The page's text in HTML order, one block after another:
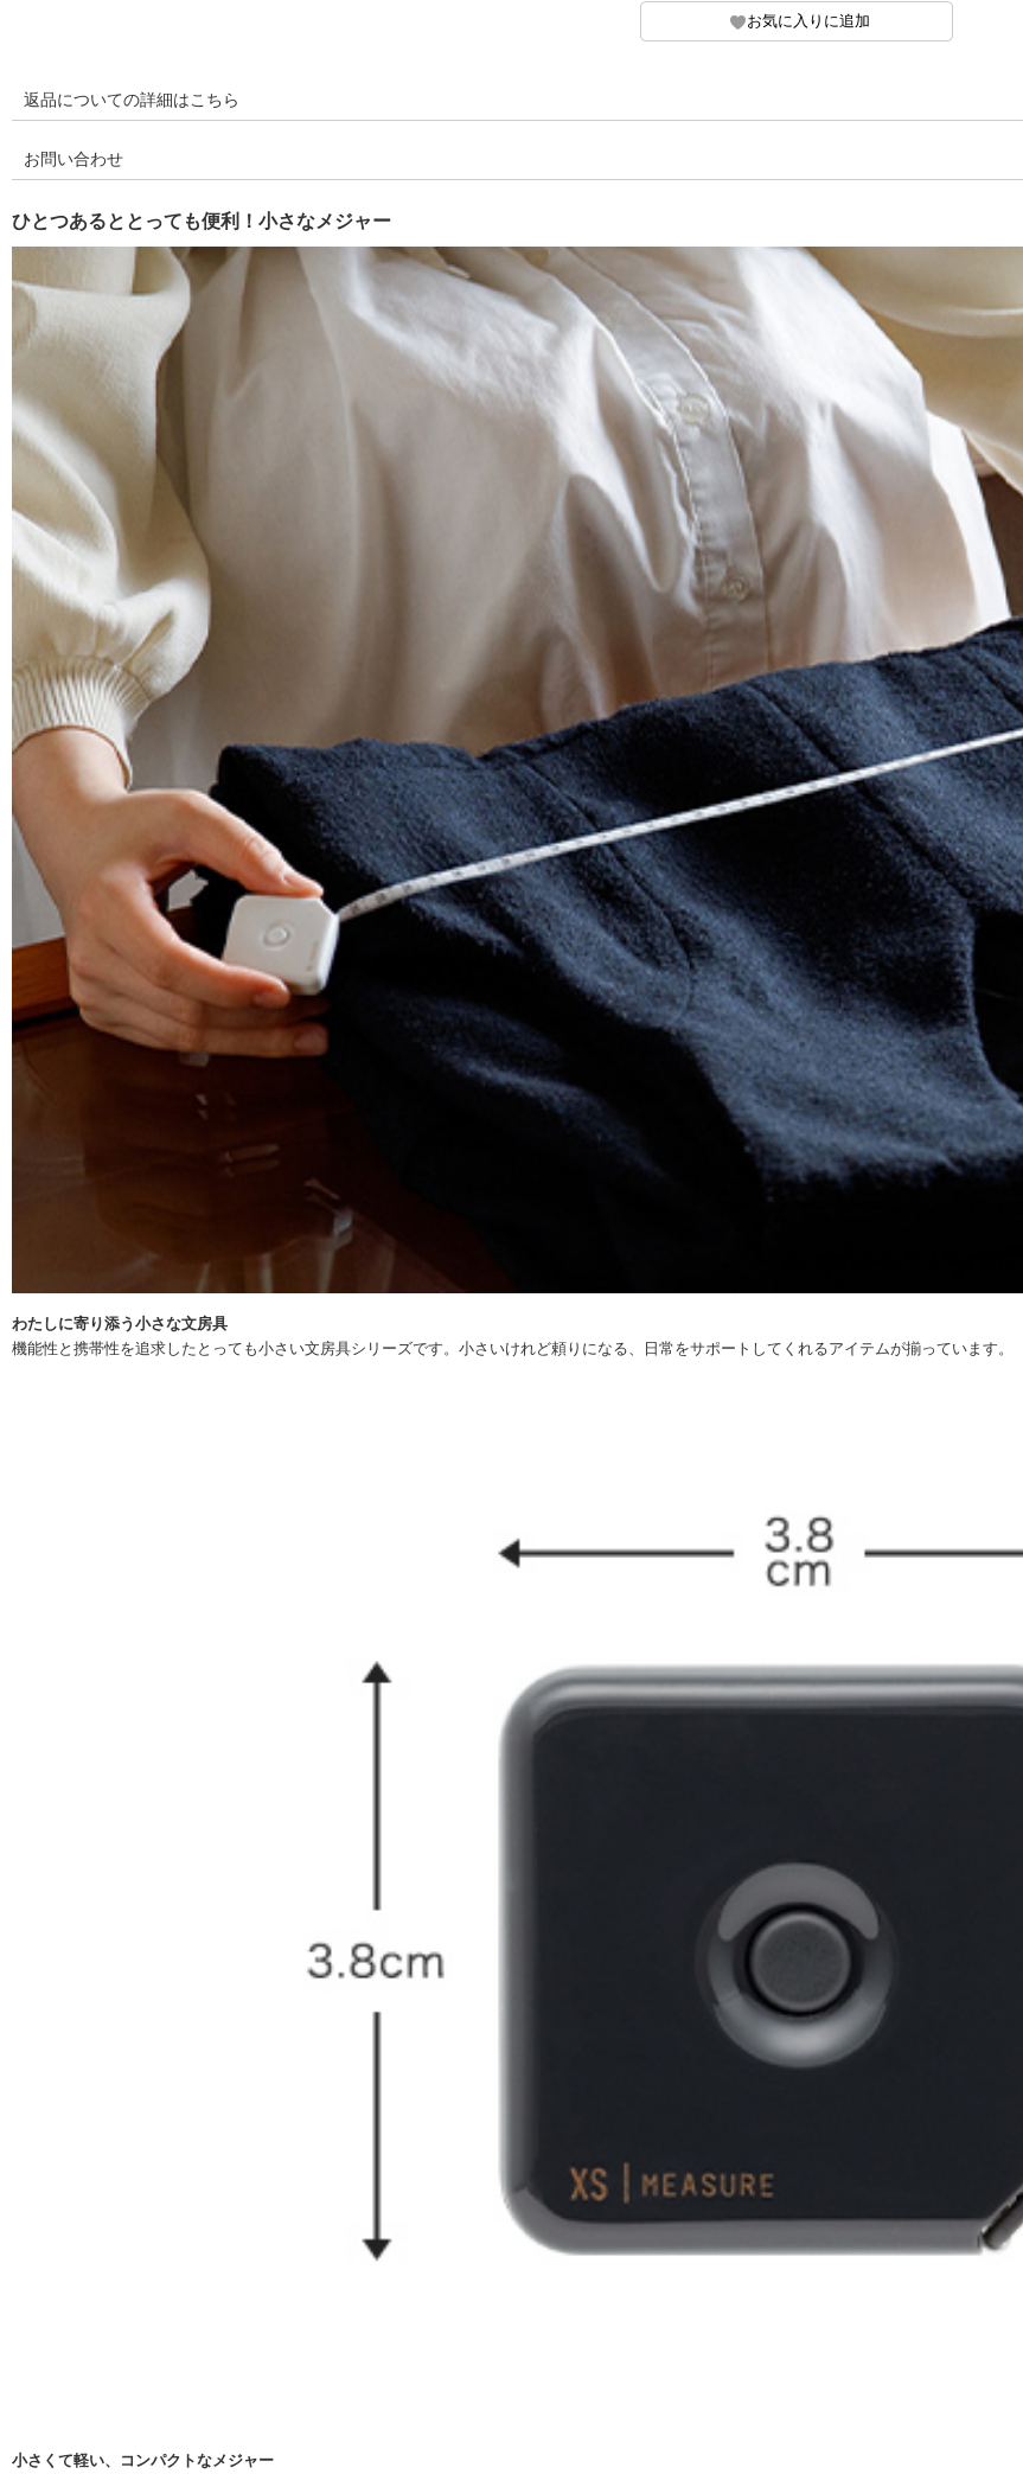
返品についての詳細はこちら
お問い合わせ
ひとつあるととっても便利！小さなメジャー
わたしに寄り添う小さな文房具
機能性と携帯性を追求したとっても小さい文房具シリーズです。小さいけれど頼りになる、日常をサポートしてくれるアイテムが揃っています。
小さくて軽い、コンパクトなメジャー